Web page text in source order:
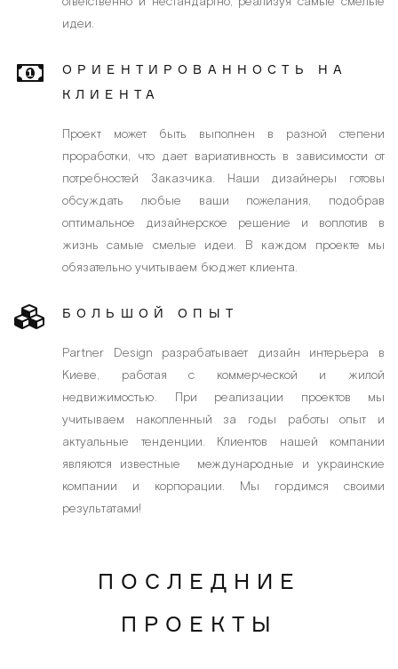
идеи.
ОРИЕНТИРОВАННОСТЬ НА
КЛИЕНТА
Проект может быть выполнен в разной степени
проработки, что дает вариативность в зависимости от
потребностей Заказчика. Наши дизайнеры готовы
обсуждать любые ваши пожелания, подобрав
оптимальное дизайнерское решение и воплотив в
жизнь самые смелые идеи. В каждом проекте мы
обязательно учитываем бюджет клиента.
БОЛЬШОЙ ОПЫТ
Partner Design разрабатывает дизайн интерьера в
Киеве, работая с коммерческой и жилой
недвижимостью. При реализации проектов мы
учитываем накопленный за годы работы опыт и
актуальные тенденции. Клиентов нашей компании
являются известные международные и украинские
компании и корпорации. Мы гордимся своими
результатами!
ПОСЛЕДНИЕ
ПРОЕКТЫ